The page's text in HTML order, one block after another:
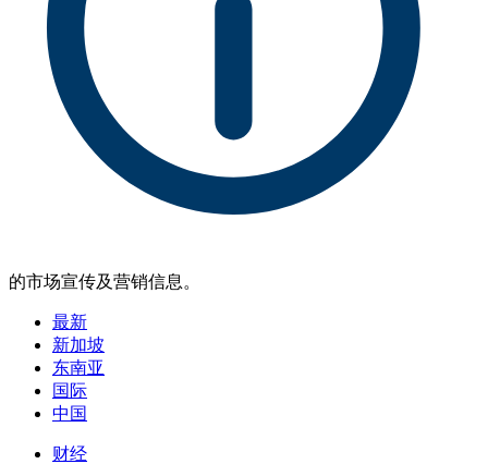
的市场宣传及营销信息。
最新
新加坡
东南亚
国际
中国
财经